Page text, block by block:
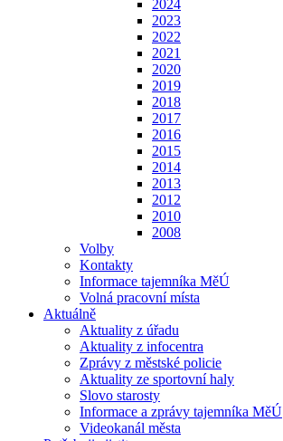
2024
2023
2022
2021
2020
2019
2018
2017
2016
2015
2014
2013
2012
2010
2008
Volby
Kontakty
Informace tajemníka MěÚ
Volná pracovní místa
Aktuálně
Aktuality z úřadu
Aktuality z infocentra
Zprávy z městské policie
Aktuality ze sportovní haly
Slovo starosty
Informace a zprávy tajemníka MěÚ
Videokanál města